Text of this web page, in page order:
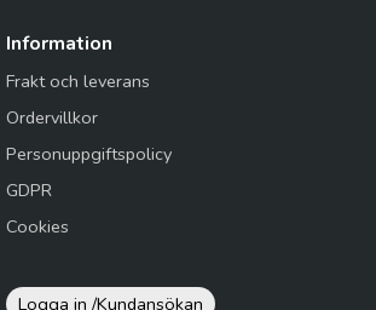
Information
Frakt och leverans
Ordervillkor
Personuppgiftspolicy
GDPR
Cookies
Logga in /Kundansökan